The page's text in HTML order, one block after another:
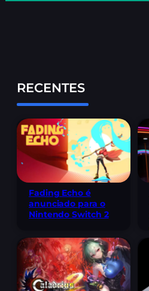
RECENTES
Fading Echo é
anunciado para o
Nintendo Switch 2